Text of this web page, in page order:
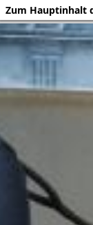
Zum Hauptinhalt